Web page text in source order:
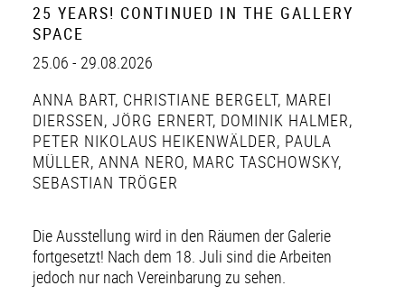
25 YEARS! CONTINUED IN THE GALLERY
SPACE
25.06 - 29.08.2026
ANNA BART, CHRISTIANE BERGELT, MAREI
DIERSSEN , JÖRG ERNERT, DOMINIK HALMER,
PETER NIKOLAUS HEIKENWÄLDER, PAULA
MÜLLER, ANNA NERO, MARC TASCHOWSKY,
SEBASTIAN TRÖGER
Die Ausstellung wird in den Räumen der Galerie
fortgesetzt! Nach dem 18. Juli sind die Arbeiten
jedoch nur nach Vereinbarung zu sehen.